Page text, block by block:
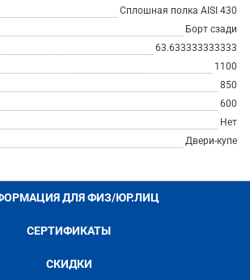
Сплошная полка AISI 430
Борт сзади
63.633333333333
1100
850
600
Нет
Двери-купе
ДЛЯ ФИЗ/ЮР.ЛИЦ
СЕРТИФИКАТЫ
СКИДКИ